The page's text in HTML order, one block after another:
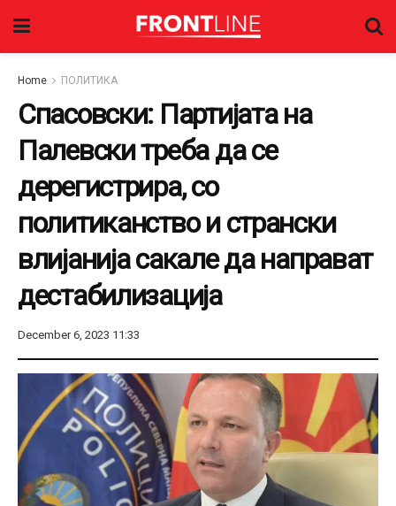
Home ПОЛИТИКА
Спасовски: Партијата на
Палевски треба да се
дерегистрира, со
политиканство и странски
влијанија сакале да направат
дестабилизација
December 6, 2023 11:33